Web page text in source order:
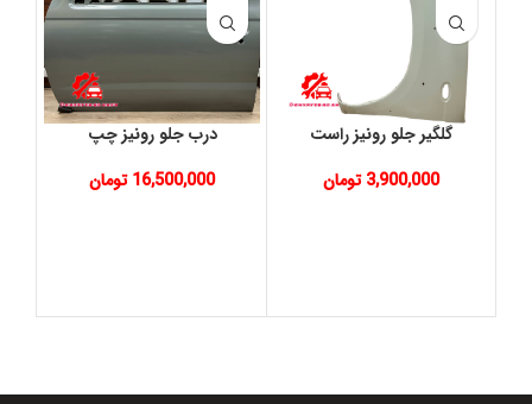
گلگیر جلو رونیز راست
3,900,000 تومان
درب جلو رونیز چپ
16,500,000 تومان